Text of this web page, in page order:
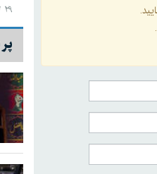
۲۹ /اردیبهشت/ ۱۴۰۴